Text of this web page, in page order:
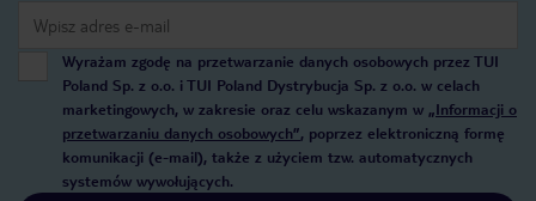
Wyrażam zgodę na przetwarzanie danych osobowych przez TUI
Poland Sp. z o.o. i TUI Poland Dystrybucja Sp. z o.o. w celach
marketingowych, w zakresie oraz celu wskazanym w „Informacji o
przetwarzaniu danych osobowych”, poprzez elektroniczną formę
komunikacji (e-mail), także z użyciem tzw. automatycznych
systemów wywołujących.